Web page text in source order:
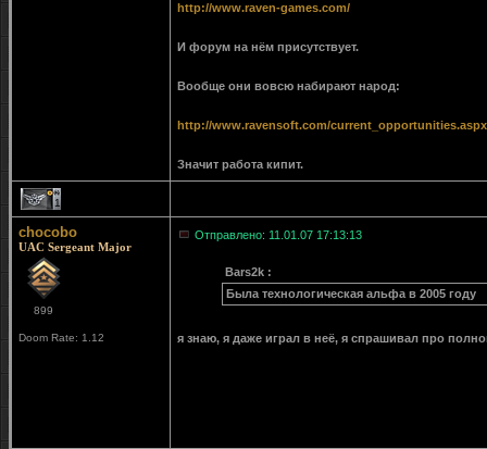
http://www.raven-games.com/
И форум на нём присутствует.
Вообще они вовсю набирают народ:
http://www.ravensoft.com/current_opportunities.aspx
Значит работа кипит.
1
chocobo
UAC Sergeant Major
899
Doom Rate: 1.12
Отправлено: 11.01.07 17:13:13
Bars2k :
Была технологическая альфа в 2005 году
я знаю, я даже играл в неё, я спрашивал про